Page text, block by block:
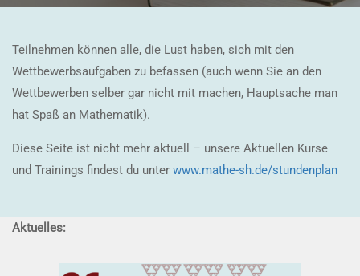
Teilnehmen können alle, die Lust haben, sich mit den
Wettbewerbsaufgaben zu befassen (auch wenn Sie an den
Wettbewerben selber gar nicht mit machen, Hauptsache man
hat Spaß an Mathematik).
Diese Seite ist nicht mehr aktuell – unsere Aktuellen Kurse
und Trainings findest du unter www.mathe-sh.de/stundenplan
Aktuelles: